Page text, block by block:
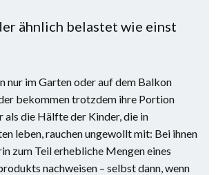
ähnlich belastet wie einst
nur im Garten oder auf dem Balkon
bekommen trotzdem ihre Portion
die Hälfte der Kinder, die in
leben, rauchen ungewollt mit: Bei ihnen
zum Teil erhebliche Mengen eines
nachweisen – selbst dann, wenn